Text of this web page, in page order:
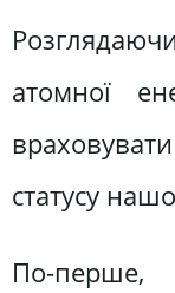
атомної
статусу
По-